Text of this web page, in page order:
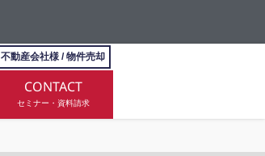
不動産会社様 / 物件売却
CONTACT
セミナー・資料請求